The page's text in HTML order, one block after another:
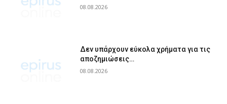
08.08.2026
Δεν υπάρχουν εύκολα χρήματα για τις
αποζημιώσεις…
08.08.2026